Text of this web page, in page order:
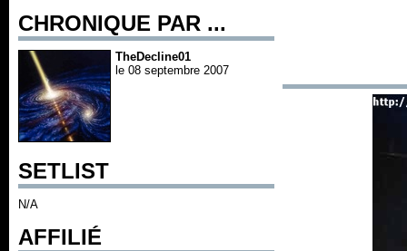
CHRONIQUE PAR ...
TheDecline01
le 08 septembre 2007
SETLIST
N/A
AFFILIÉ